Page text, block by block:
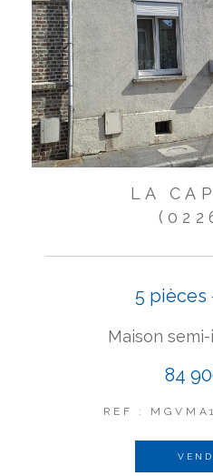
LA
5 pièces
Maison
84
REF :